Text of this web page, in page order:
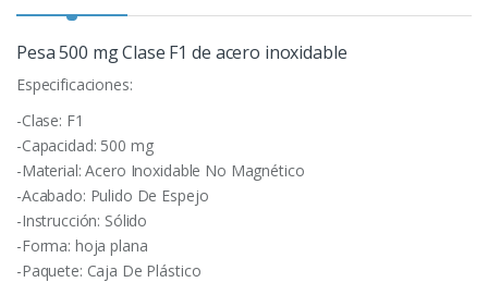
Pesa 500 mg Clase F1 de acero inoxidable
Especificaciones:
-Clase: F1
-Capacidad: 500 mg
-Material: Acero Inoxidable No Magnético
-Acabado: Pulido De Espejo
-Instrucción: Sólido
-Forma: hoja plana
-Paquete: Caja De Plástico